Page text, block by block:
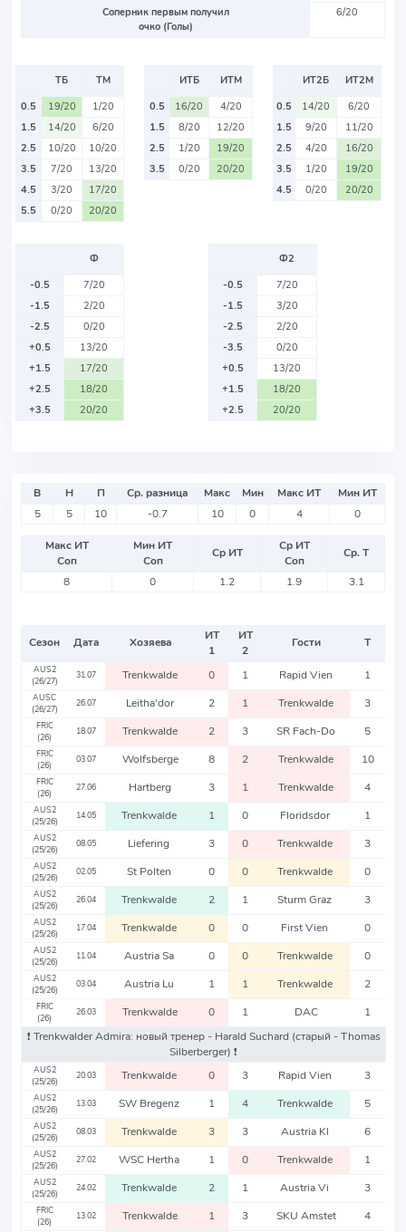
Соперник первым получил
очко (Голы)
6/20
ТБ
ТМ
0.5
19/20
1/20
1.5
14/20
6/20
2.5
10/20
10/20
3.5
7/20
13/20
4.5
3/20
17/20
5.5
0/20 20/20
ИТБ
ИТМ
0.5
16/20
4/20
1.5
8/20
12/20
2.5
1/20
19/20
3.5
0/20 20/20
ИТ2Б
ИТ2М
0.5
14/20
6/20
1.5
9/20
11/20
2.5
4/20
16/20
3.5
1/20
19/20
4.5
0/20 20/20
Ф
-0.5
7/20
-1.5
2/20
-2.5
0/20
+0.5
13/20
+1.5
17/20
+2.5
18/20
+3.5
20/20
Ф2
-0.5
7/20
-1.5
3/20
-2.5
2/20
-3.5
0/20
+0.5
13/20
+1.5
18/20
+2.5
20/20
В Н П Ср. разница Макс Мин Макс ИТ
Мин ИТ
5
5 10 -0.7 10 0 4 0
Макс ИТ
Соп
Мин ИТ
Соп
Ср ИТ
Ср ИТ
Соп
Ср. Т
8
0 1.2 1.9 3.1
Сезон Дата Хозяева
ИТ
1
ИТ
2
Гости Т
AUS2
(26/27)
31.07 Trenkwalde 0 1 Rapid Vien 1
AUSC
(26/27)
26.07 Leitha'dor 2 1 Trenkwalde 3
FRIC
(26)
18.07 Trenkwalde 2 3 SR Fach-Do 5
FRIC
(26)
03.07 Wolfsberge 8 2 Trenkwalde 10
FRIC
(26)
27.06 Hartberg 3 1 Trenkwalde 4
AUS2
(25/26)
14.05 Trenkwalde 1 0 Floridsdor 1
AUS2
(25/26)
08.05 Liefering 3 0 Trenkwalde 3
AUS2
(25/26)
02.05 St Polten 0 0 Trenkwalde 0
AUS2
(25/26)
26.04 Trenkwalde 2 1 Sturm Graz 3
AUS2
(25/26)
17.04 Trenkwalde 0 0 First Vien 0
AUS2
(25/26)
11.04 Austria Sa 0 0 Trenkwalde 0
AUS2
(25/26)
03.04 Austria Lu 1 1 Trenkwalde 2
FRIC
(26)
26.03 Trenkwalde 0 1 DAC
1
❗️ Trenkwalder Admira: новый тренер - Harald Suchard (старый - Thomas
Silberberger) ❗️
AUS2
(25/26)
20.03 Trenkwalde 0 3 Rapid Vien 3
AUS2
(25/26)
13.03 SW Bregenz 1 4 Trenkwalde 5
AUS2
(25/26)
08.03 Trenkwalde 3 3 Austria Kl 6
AUS2
(25/26)
27.02 WSC Hertha 1 0 Trenkwalde 1
AUS2
(25/26)
24.02 Trenkwalde 2 1 Austria Vi 3
FRIC
(26)
13.02 Trenkwalde 1 3 SKU Amstet 4